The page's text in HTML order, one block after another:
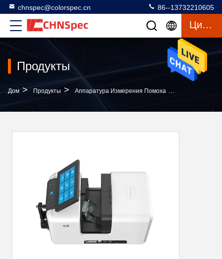
chnspec@colorspec.cn 86--13732210605
Цитата
Продукты
Дом > Продукты > Аппаратура Измерения Помоха >